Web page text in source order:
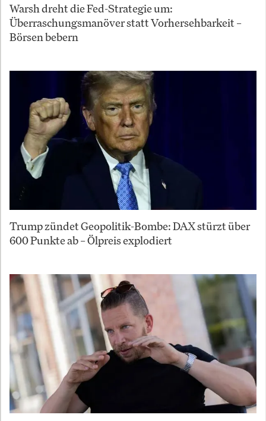
Warsh dreht die Fed-Strategie um:
Überraschungsmanöver statt Vorhersehbarkeit –
Börsen bebern
Trump zündet Geopolitik-Bombe: DAX stürzt über
600 Punkte ab – Ölpreis explodiert